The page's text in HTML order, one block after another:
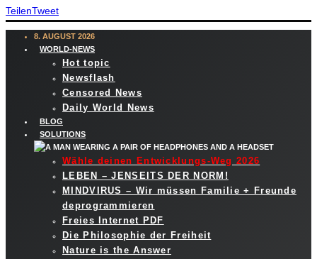
TeilenTweet
8. AUGUST 2026
WORLD-NEWS
Hot topic
Newsflash
Censored News
Daily World News
BLOG
SOLUTIONS
Wähle deinen Entwicklungs-Weg 2026
LEBEN – JENSEITS DER NORM!
MINDVIRUS – Wir müssen Familie + Freunde
deprogrammieren
Freies Internet PDF
Die Philosophie der Freiheit
Nature is the Answer